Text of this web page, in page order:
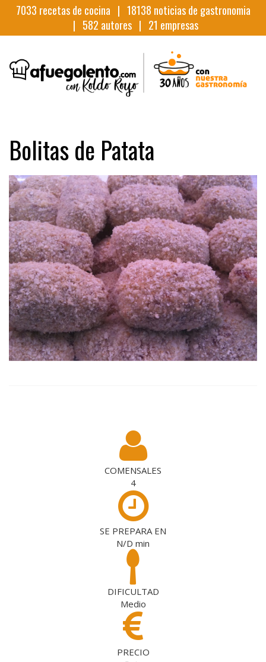
7033 recetas de cocina | 18138 noticias de gastronomia
| 582 autores | 21 empresas
Bolitas de Patata
COMENSALES
4
SE PREPARA EN
N/D min
DIFICULTAD
Medio
PRECIO